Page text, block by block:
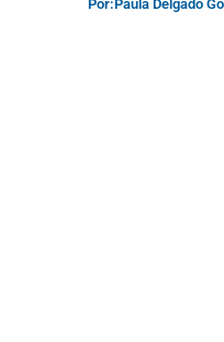
Por:Paula Delgado